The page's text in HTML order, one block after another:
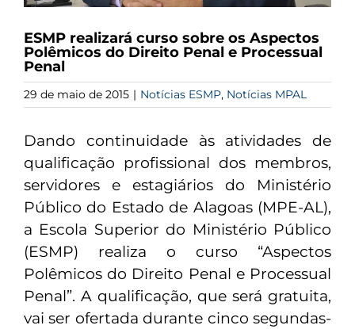
ESMP realizará curso sobre os Aspectos
Polêmicos do Direito Penal e Processual
Penal
29 de maio de 2015 | Notícias ESMP, Notícias MPAL
Dando continuidade às atividades de
qualificação profissional dos membros,
servidores e estagiários do Ministério
Público do Estado de Alagoas (MPE-AL),
a Escola Superior do Ministério Público
(ESMP) realiza o curso “Aspectos
Polêmicos do Direito Penal e Processual
Penal”. A qualificação, que será gratuita,
vai ser ofertada durante cinco segundas-